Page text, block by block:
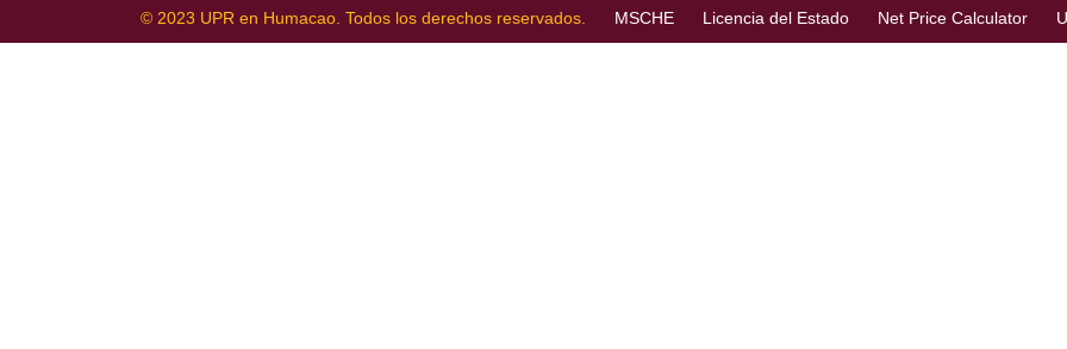
© 2023 UPR en Humacao. Todos los derechos reservados. MSCHE Licencia del Estado Net Price Calculator